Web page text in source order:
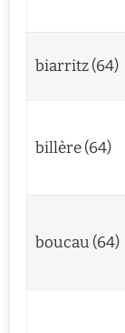
biarritz (64)
billère (64)
boucau (64)